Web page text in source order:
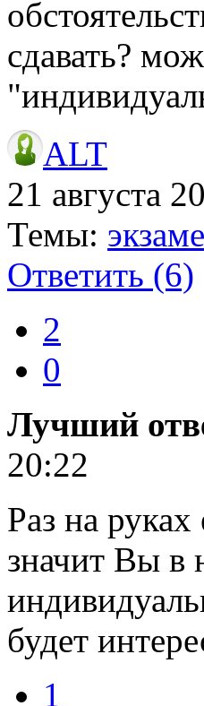
сдавать?
ALT
21 августа
Темы:
Ответить (6)
2
0
Лучший
20:22
Раз на
значит Вы в
будет
1